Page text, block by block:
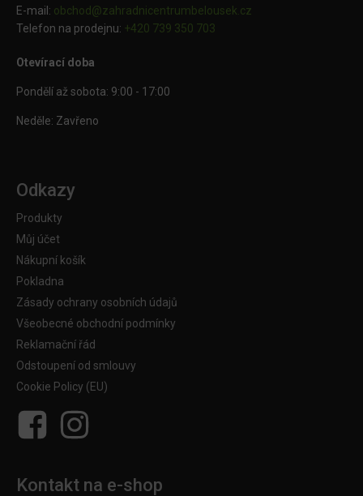
E-mail: obchod@zahradnicentrumbelousek.cz
Telefon na prodejnu: +420 739 350 703
Otevírací doba
Pondělí až sobota: 9:00 - 17:00
Neděle: Zavřeno
Odkazy
Produkty
Můj účet
Nákupní košík
Pokladna
Zásady ochrany osobních údajů
Všeobecné obchodní podmínky
Reklamační řád
Odstoupení od smlouvy
Cookie Policy (EU)
Kontakt na e-shop